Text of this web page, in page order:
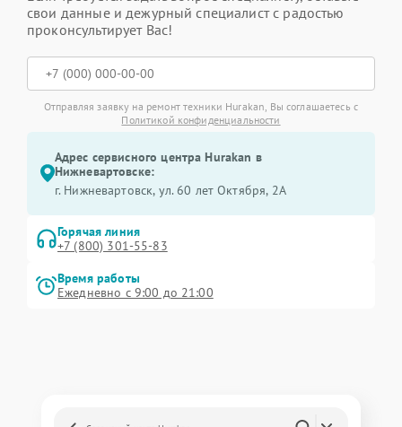
свои данные и дежурный специалист с радостью
проконсультирует Вас!
Отправляя заявку на ремонт техники Hurakan, Вы соглашаетесь с
Политикой конфиденциальности
Адрес сервисного центра Hurakan в
Нижневартовске:
г. Нижневартовск, ул. 60 лет Октября, 2А
Горячая линия
+7 (800) 301-55-83
Время работы
Ежедневно с 9:00 до 21:00